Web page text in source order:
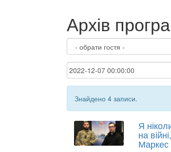
Архів
Знайдено 4 записи.
Я
на
Маркес